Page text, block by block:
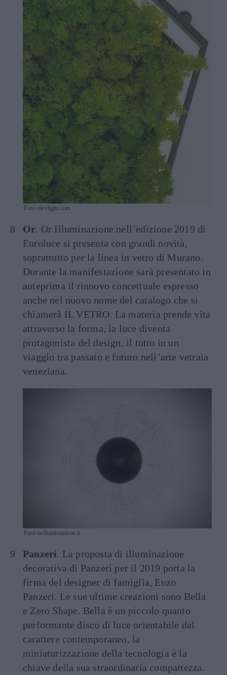
Foto olevlight.com
Or. Or Illuminazione nell’edizione 2019 di
Euroluce si presenta con grandi novità,
soprattutto per la linea in vetro di Murano.
Durante la manifestazione sarà presentato in
anteprima il rinnovo concettuale espresso
anche nel nuovo nome del catalogo che si
chiamerà IL VETRO. La materia prende vita
attraverso la forma, la luce diventa
protagonista del design, il tutto in un
viaggio tra passato e futuro nell’arte vetraia
veneziana.
Foto orilluminazione.it
Panzeri. La proposta di illuminazione
decorativa di Panzeri per il 2019 porta la
firma del designer di famiglia, Enzo
Panzeri. Le sue ultime creazioni sono Bella
e Zero Shape. Bella è un piccolo quanto
performante disco di luce orientabile dal
carattere contemporaneo, la
miniaturizzazione della tecnologia è la
chiave della sua straordinaria compattezza.